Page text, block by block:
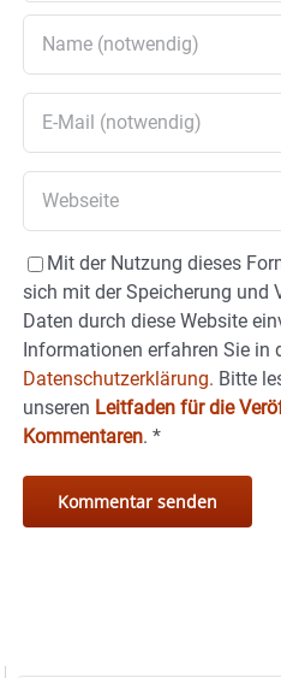
Mit der Nutzung dieses
sich mit der Speicherung und
Daten durch diese Website
Informationen erfahren Sie in
Datenschutzerklärung. Bitte
unseren Leitfaden für die
Kommentaren. *